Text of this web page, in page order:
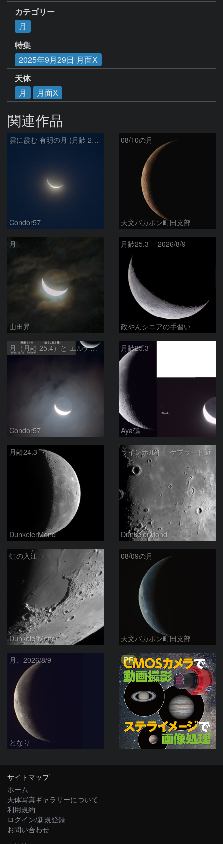
カテゴリー
月
特集
2025年9月29日 月面X
天体
月
月面X
関連作品
雲に霞む 有明の月 (月齢 26.4)
Condor57
08/10の月
天文バカボン町田支部
月
山田昇
月齢25.3 2026/8/9
政やんシニアの手習い
月（月齢 25.4）と エルナト（おうし座β星）
Condor57
月齢25.3
Aya鶴
月齢24.3
DunkelerMond
ラインホルト、ケプラー付近
DunkelerMond
虹の入江
DunkelerMond
08/09の月
天文バカボン町田支部
月、2026/8/9
となり
PR
サイトマップ
ホーム
天体写真ギャラリーについて
利用規約
ログイン/新規登録
お問い合わせ